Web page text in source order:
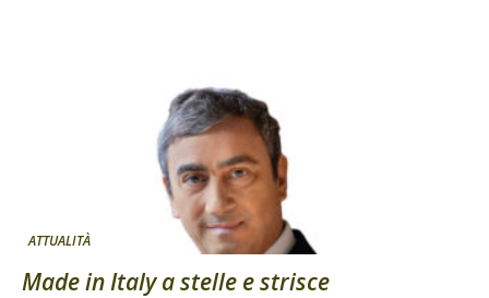
ATTUALITÀ
Made in Italy a stelle e strisce